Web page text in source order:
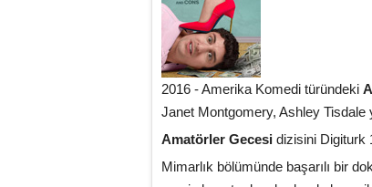
2016 - Amerika Komedi türündeki
Janet Montgomery, Ashley Tisdale
Amatörler Gecesi dizisini Digiturk
Mimarlık bölümünde başarılı bir